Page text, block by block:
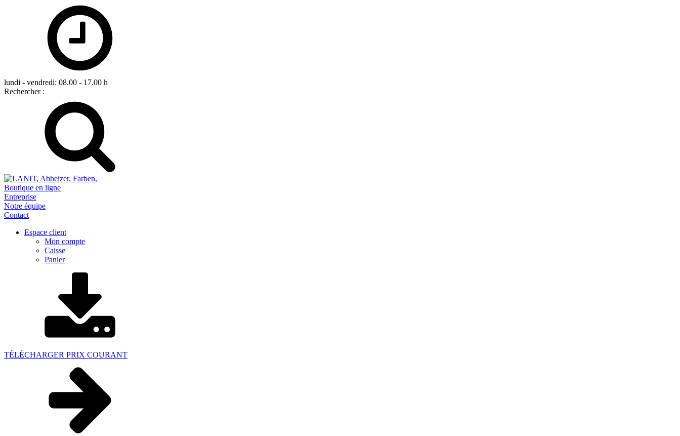
lundi - vendredi: 08.00 - 17.00 h
Rechercher :
Boutique en ligne
Entreprise
Notre équipe
Contact
Espace client
Mon compte
Caisse
Panier
TÉLÉCHARGER PRIX COURANT